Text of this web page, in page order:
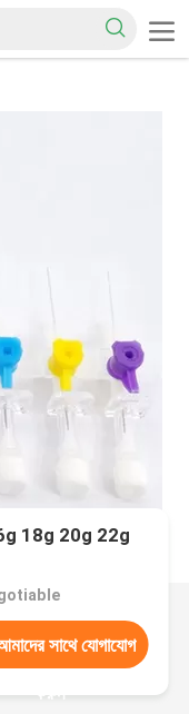
16g 18g 20g 22g
সাথে যোগাযোগ
করুন